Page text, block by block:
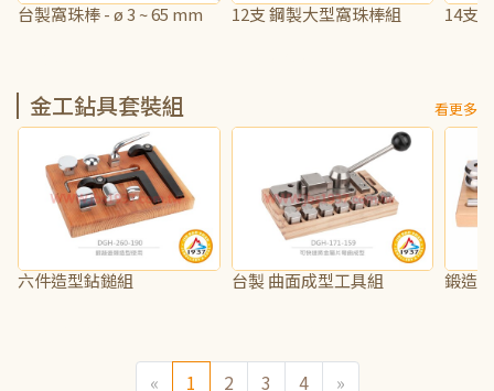
台製窩珠棒 - ø 3 ~ 65 mm
12支 鋼製大型窩珠棒組
14支
金工鉆具套裝組 看更多
六件造型鉆鎚組
台製 曲面成型工具組
鍛造
« 1 2 3 4 »